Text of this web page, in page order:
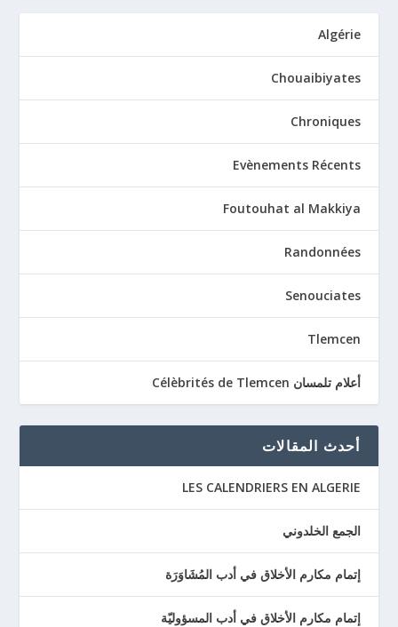
Algérie
Chouaibiyates
Chroniques
Evènements Récents
Foutouhat al Makkiya
Randonnées
Senouciates
Tlemcen
أعلام تلمسان Célèbrités de Tlemcen
أحدث المقالات
LES CALENDRIERS EN ALGERIE
الجمع الخلدوني
إتمام مكارم الأخلاق في أدب المُشَاوَرَة
إتمام مكارم الأخلاق في أدب المسؤوليّة